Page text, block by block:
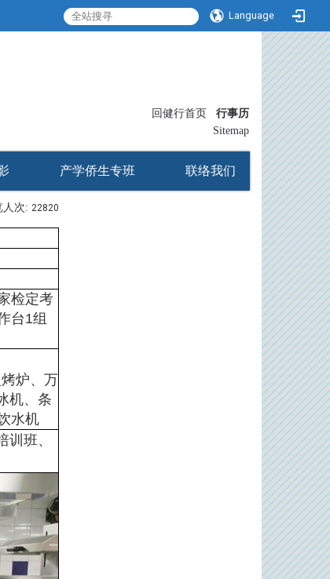
Language
回健行首页
行事历
Sitemap
产学侨生专班 联络我们
人次: 22820
检定考
台1组
炉、万
机、条
水机
班、